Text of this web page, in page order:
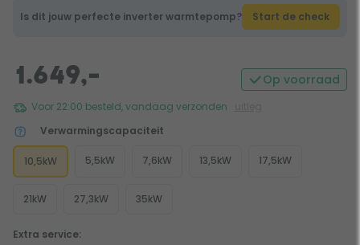
Is dit jouw perfecte inverter warmtepomp? Start de check
1.649,- Op voorraad
Voor 22:00 besteld, vandaag verzonden
Verwarmingscapaciteit
10,5kW 5,5kW 7,6kW 13,5kW 17,5kW
21kW 27,3kW 35kW
Extra service: